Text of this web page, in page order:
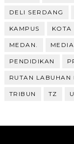
DELI SERDANG
KAMPUS KOTA
MEDAN. MEDIA
PENDIDIKAN
RUTAN LABUHAN
TRIBUN TZ